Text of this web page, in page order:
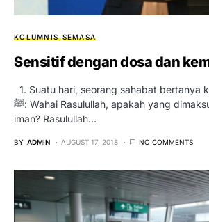
KOLUMNIS SEMASA
Sensitif dengan dosa dan
1. Suatu hari, seorang sahabat bertanya
ﷺ: Wahai Rasulullah, apakah yang dimaksudkan dengan
iman? Rasulullah…
BY ADMIN AUGUST 17, 2018 NO COMMENTS